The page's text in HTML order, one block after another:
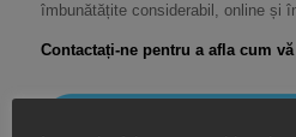
îmbunătățite considerabil, online și
Contactați-ne pentru a afla cum